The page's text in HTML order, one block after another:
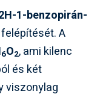
1-benzopirán-
A
6O2, ami kilenc
és két
viszonylag